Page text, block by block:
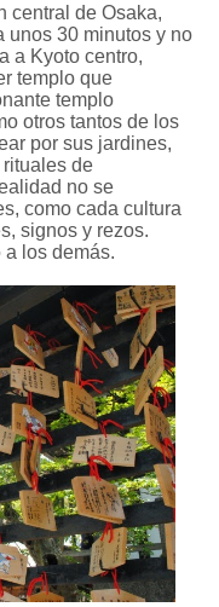
central de Osaka,
unos 30 minutos y no
a Kyoto centro,
templo que
templo
otros tantos de los
por sus jardines,
de
no se
como cada cultura
signos y rezos.
a los demás.